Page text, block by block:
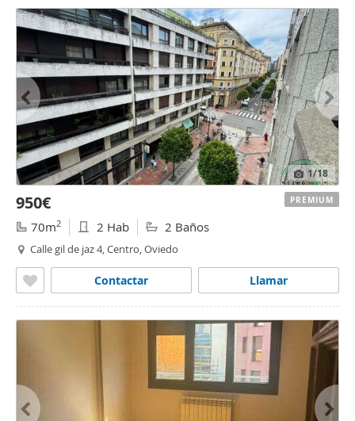
1/18
950€
70m2 2 Hab 2 Baños
Calle gil de jaz 4, Centro, Oviedo
Llamar
Contactar
PREMIUM